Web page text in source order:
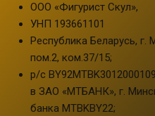
ООО «Фигурист Скул»,
УНП 193661101
Республика Беларусь, г.
пом.2, ком.37/15;
р/с
в ЗАО «МТБАНК», г.
банка MTBKBY22;